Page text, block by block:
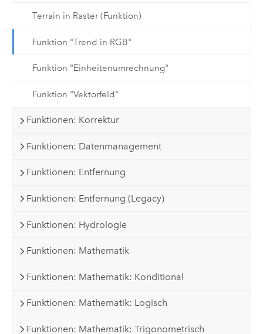
Terrain in Raster (Funktion)
Funktion "Trend in RGB"
Funktion "Einheitenumrechnung"
Funktion "Vektorfeld"
Funktionen: Korrektur
Funktionen: Datenmanagement
Funktionen: Entfernung
Funktionen: Entfernung (Legacy)
Funktionen: Hydrologie
Funktionen: Mathematik
Funktionen: Mathematik: Konditional
Funktionen: Mathematik: Logisch
Funktionen: Mathematik: Trigonometrisch